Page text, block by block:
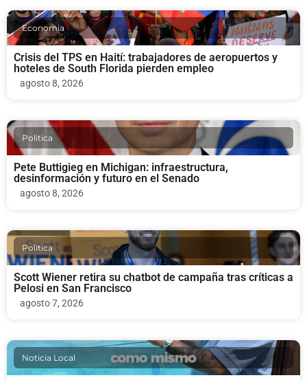
Economia
Crisis del TPS en Haití: trabajadores de aeropuertos y
hoteles de South Florida pierden empleo
agosto 8, 2026
Politica
Pete Buttigieg en Michigan: infraestructura,
desinformación y futuro en el Senado
agosto 8, 2026
Politica
Scott Wiener retira su chatbot de campaña tras críticas a
Pelosi en San Francisco
agosto 7, 2026
Noticia Local